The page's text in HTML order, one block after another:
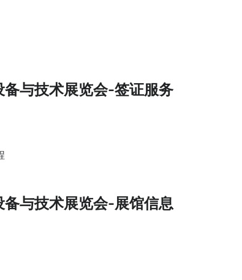
与技术展览会-签证服务
与技术展览会-展馆信息